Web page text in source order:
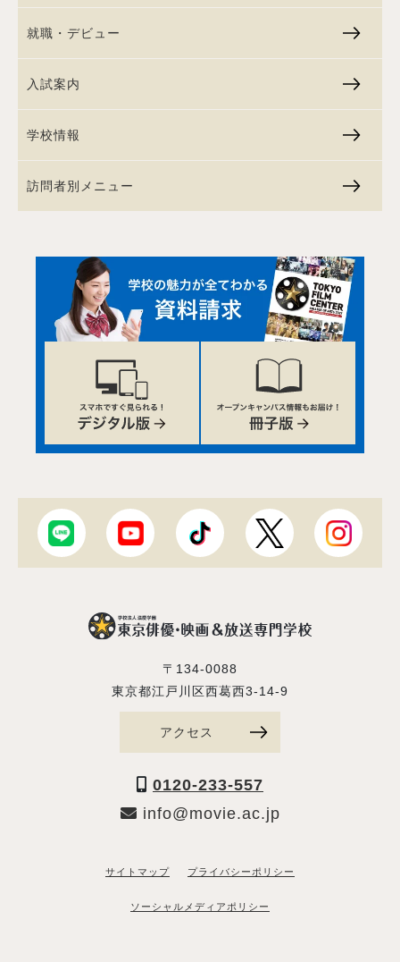
就職・デビュー
入試案内
学校情報
訪問者別メニュー
〒134-0088
東京都江戸川区西葛西3-14-9
アクセス
0120-233-557
info@movie.ac.jp
サイトマップ プライバシーポリシー
ソーシャルメディアポリシー